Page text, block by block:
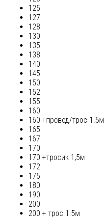
125
127
128
130
135
138
140
145
150
152
155
160
160 +провод/трос 1.5м
165
167
170
170 +тросик 1,5м
172
175
180
190
200
200 + трос 1.5м